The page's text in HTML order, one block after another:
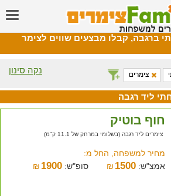
ברגבה, קבלו מבצעים שווים לצימר
נקה סינון צימרים
ליד רגבה
חוף בוטיק
צימרים ליד רגבה (בשלומי במרחק של 11.1 ק"מ)
מחיר למשפחה, החל מ:
אמצ"ש:
₪ 1500 סופ"ש: ₪ 1900